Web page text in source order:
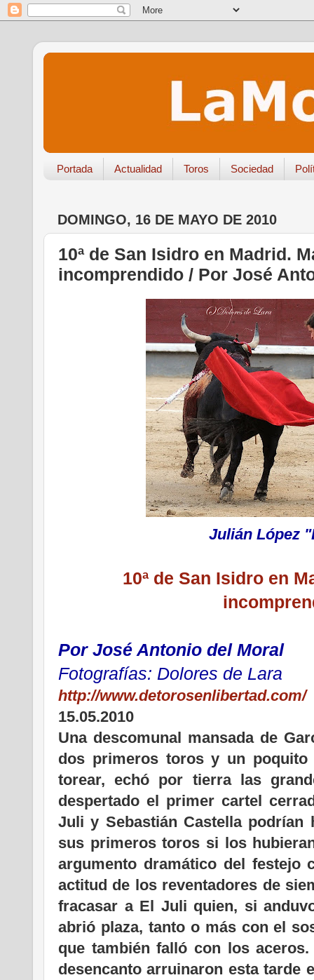
Portada Actualidad Toros Sociedad
DOMINGO, 16 DE MAYO DE 2010
10ª de San Isidro en Madrid.
incomprendido / Por José
Julián López
10ª de San Isidro en
Por José Antonio del Moral
Fotografías: Dolores de Lara
http://www.detorosenlibertad.com/
15.05.2010
Una descomunal mansada de
dos primeros toros y un
torear, echó por tierra las
despertado el primer cartel
Juli y Sebastián Castella podrían
sus primeros toros si los
argumento dramático del festejo
actitud de los reventadores de
fracasar a El Juli quien, si
abrió plaza, tanto o más con el
que también falló con los
desencanto arruinaron esta tarde